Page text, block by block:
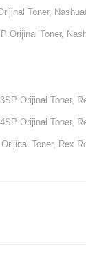
Toner,
Orijinal Toner,
Orijinal Toner,
Orijinal Toner,
Toner, Rex
Orijinal Toner,